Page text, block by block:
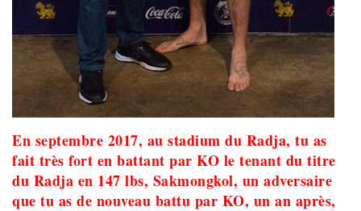
En septembre 2017, au stadium du Radja, tu as
fait très fort en battant par KO le tenant du titre
du Radja en 147 lbs, Sakmongkol, un adversaire
que tu as de nouveau battu par KO, un an après,